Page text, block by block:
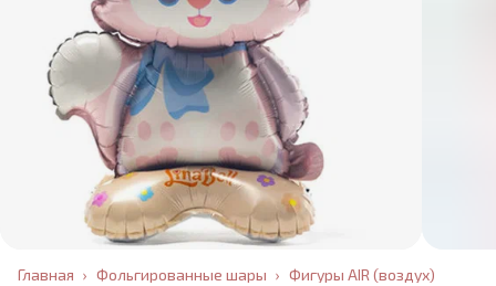
Фигуры AIR (воздух)
Фольгированные шары ›
Главная ›